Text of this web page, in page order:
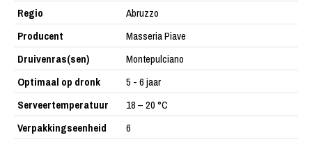
Regio
Abruzzo
Producent
Masseria Piave
Druivenras(sen)
Montepulciano
Optimaal op dronk
5 - 6 jaar
Serveertemperatuur
18 – 20 °C
Verpakkingseenheid
6